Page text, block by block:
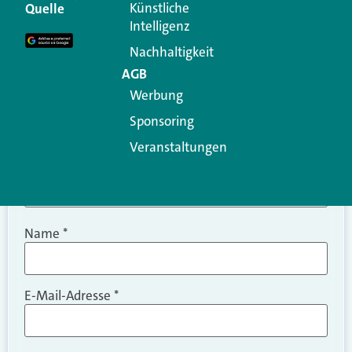
Erforderliche Felder sind mit
Kommentar
Name *
E-Mail-Adresse *
Quelle
Künstliche
Intelligenz
Nachhaltigkeit
AGB
Werbung
Sponsoring
Veranstaltungen